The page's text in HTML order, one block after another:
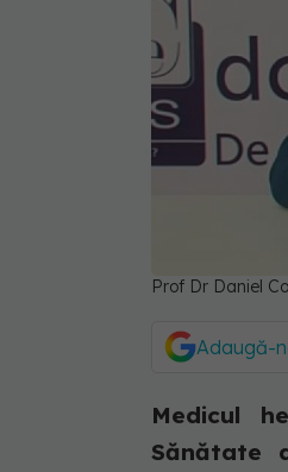
Prof Dr Daniel
Adaugă-
Medicul
Sănătate